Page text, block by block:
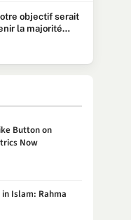
objectif serait
la majorité
Button on
Now
Islam: Rahma